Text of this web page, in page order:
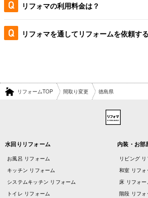
リフォマの利用料金は？
リフォマを通してリフォームを依頼す
リフォームTOP 間取り変更 徳島県
水回りリフォーム
お風呂 リフォーム
キッチン リフォーム
システムキッチン リフォーム
トイレ リフォーム
内装・お部
リビング
和室 リフォ
床 リフォー
階段 リフォ